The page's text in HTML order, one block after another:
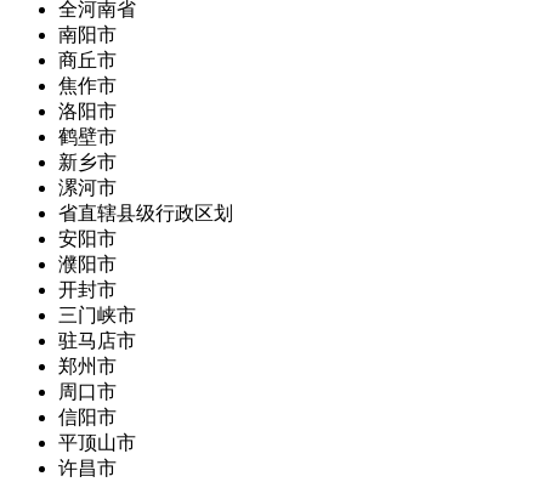
全河南省
南阳市
商丘市
焦作市
洛阳市
鹤壁市
新乡市
漯河市
省直辖县级行政区划
安阳市
濮阳市
开封市
三门峡市
驻马店市
郑州市
周口市
信阳市
平顶山市
许昌市